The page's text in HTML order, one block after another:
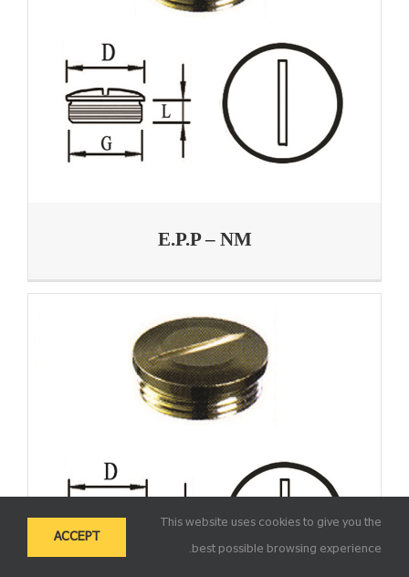
E.P.P – NM
This website uses cookies to give you the
best possible browsing experience.
ACCEPT